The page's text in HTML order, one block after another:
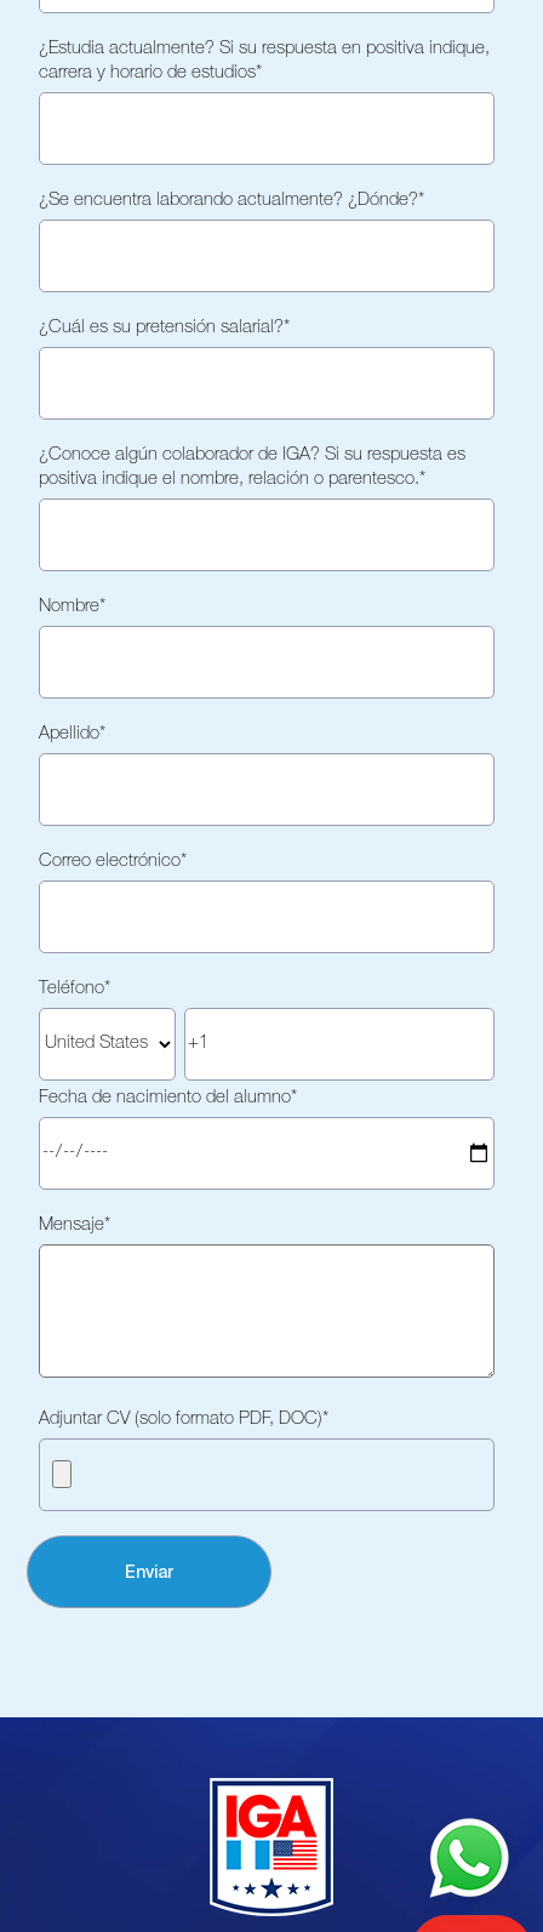
¿Estudia actualmente? Si su respuesta en positiva indique,
carrera y horario de estudios*
¿Se encuentra laborando actualmente? ¿Dónde?*
¿Cuál es su pretensión salarial?*
¿Conoce algún colaborador de IGA? Si su respuesta es
positiva indique el nombre, relación o parentesco.*
Nombre*
Apellido*
Correo electrónico*
Teléfono*
Fecha de nacimiento del alumno*
Mensaje*
Adjuntar CV (solo formato PDF, DOC)*